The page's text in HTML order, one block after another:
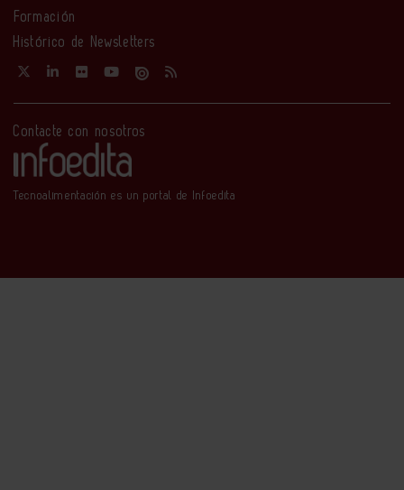
Formación
Histórico de Newsletters
Contacte con nosotros
Tecnoalimentación es un portal de Infoedita